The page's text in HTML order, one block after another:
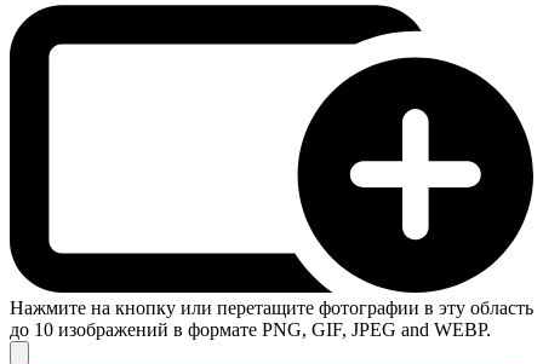
Нажмите на кнопку или перетащите фотографии в эту область
до 10 изображений в формате PNG, GIF, JPEG and WEBP.